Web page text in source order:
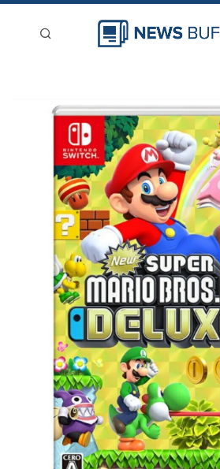
新聞稿分類
刊登